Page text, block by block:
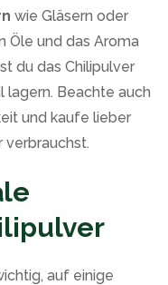
wie Gläsern oder
Öle und das Aroma
du das Chilipulver
lagern. Beachte auch
und kaufe lieber
verbrauchst.
auf einige